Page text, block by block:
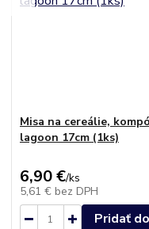
Misa na cereálie,
lagoon 17cm (1ks)
6,90 €/ks
5,61 € bez DPH
Pridať